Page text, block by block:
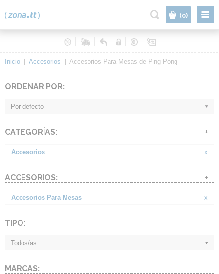
(0)
Inicio Accesorios Accesorios Para Mesas de Ping Pong
ORDENAR POR:
Por defecto
CATEGORÍAS: +
Accesorios x
ACCESORIOS: +
Accesorios Para Mesas x
TIPO:
Todos/as
MARCAS: